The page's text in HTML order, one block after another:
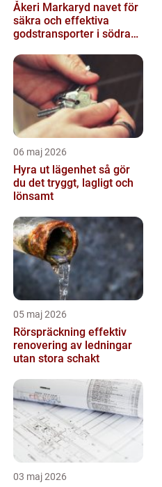
Åkeri Markaryd navet för
säkra och effektiva
godstransporter i södra
06 maj 2026
Hyra ut lägenhet så gör
du det tryggt, lagligt och
lönsamt
05 maj 2026
Rörspräckning effektiv
renovering av ledningar
utan stora schakt
03 maj 2026